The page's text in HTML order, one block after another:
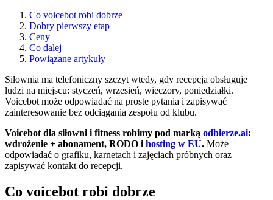
Co voicebot robi dobrze
Dobry pierwszy etap
Ceny
Co dalej
Powiązane artykuły
Siłownia ma telefoniczny szczyt wtedy, gdy recepcja obsługuje
ludzi na miejscu: styczeń, wrzesień, wieczory, poniedziałki.
Voicebot może odpowiadać na proste pytania i zapisywać
zainteresowanie bez odciągania zespołu od klubu.
Voicebot dla siłowni i fitness robimy pod marką odbierze.ai:
wdrożenie + abonament, RODO i hosting w EU. Może
odpowiadać o grafiku, karnetach i zajęciach próbnych oraz
zapisywać kontakt do recepcji.
Co voicebot robi dobrze